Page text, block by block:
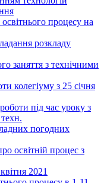
процесу на
розкладу
заняття з технічними
колегіуму з 25 січня
під час уроку з
погодних
освітній процес з
2021